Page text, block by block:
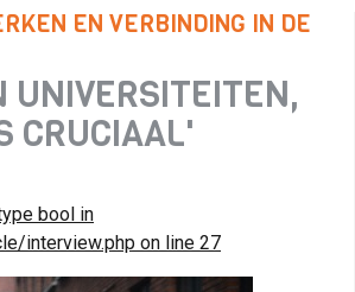
EN VERBINDING IN DE
UNIVERSITEITEN,
CRUCIAAL'
bool in
interview.php on line 27